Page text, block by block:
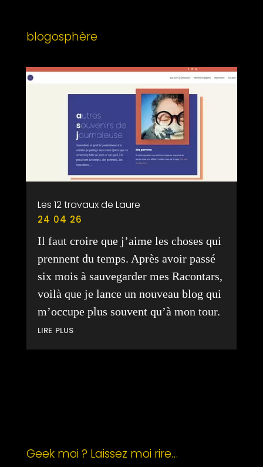
blogosphère
Les 12 travaux de Laure
24 04 26
Il faut croire que j’aime les choses qui
prennent du temps. Après avoir passé
six mois à sauvegarder mes Racontars,
voilà que je lance un nouveau blog qui
m’occupe plus souvent qu’à mon tour.
lire plus
Geek moi ? Laissez moi rire…